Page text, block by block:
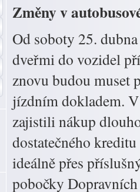
Změny v
Od soboty 25.
dveřmi do vozidel
znovu budou muset
jízdním dokladem.
zajistili nákup
dostatečného
ideálně přes
pobočky